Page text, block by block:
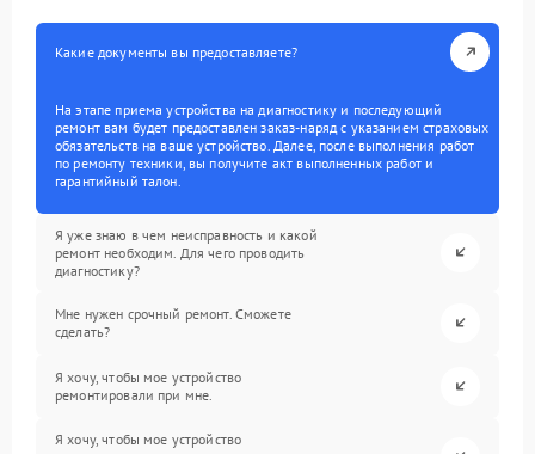
Какие документы вы предоставляете?
На этапе приема устройства на диагностику и последующий
ремонт вам будет предоставлен заказ-наряд с указанием страховых
обязательств на ваше устройство. Далее, после выполнения работ
по ремонту техники, вы получите акт выполненных работ и
гарантийный талон.
Я уже знаю в чем неисправность и какой
ремонт необходим. Для чего проводить
диагностику?
Мне нужен срочный ремонт. Сможете
сделать?
Я хочу, чтобы мое устройство
ремонтировали при мне.
Я хочу, чтобы мое устройство